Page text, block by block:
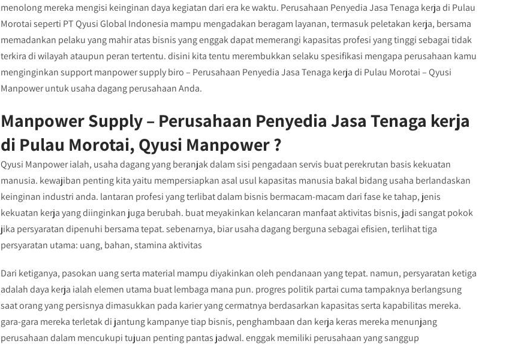
menolong mereka mengisi keinginan daya kegiatan dari era ke waktu. Perusahaan Penyedia Jasa Tenaga kerja di Pulau
Morotai seperti PT Qyusi Global Indonesia mampu mengadakan beragam layanan, termasuk peletakan kerja, bersama
memadankan pelaku yang mahir atas bisnis yang enggak dapat memerangi kapasitas profesi yang tinggi sebagai tidak
terkira di wilayah ataupun peran tertentu. disini kita tentu merembukkan selaku spesifikasi mengapa perusahaan kamu
menginginkan support manpower supply biro – Perusahaan Penyedia Jasa Tenaga kerja di Pulau Morotai – Qyusi
Manpower untuk usaha dagang perusahaan Anda.
Manpower Supply – Perusahaan Penyedia Jasa Tenaga kerja
di Pulau Morotai, Qyusi Manpower ?
Qyusi Manpower ialah, usaha dagang yang beranjak dalam sisi pengadaan servis buat perekrutan basis kekuatan
manusia. kewajiban penting kita yaitu mempersiapkan asal usul kapasitas manusia bakal bidang usaha berlandaskan
keinginan industri anda. lantaran profesi yang terlibat dalam bisnis bermacam-macam dari fase ke tahap, jenis
kekuatan kerja yang diinginkan juga berubah. buat meyakinkan kelancaran manfaat aktivitas bisnis, jadi sangat pokok
jika persyaratan dipenuhi bersama tepat. sebenarnya, biar usaha dagang berguna sebagai efisien, terlihat tiga
persyaratan utama: uang, bahan, stamina aktivitas
Dari ketiganya, pasokan uang serta material mampu diyakinkan oleh pendanaan yang tepat. namun, persyaratan ketiga
adalah daya kerja ialah elemen utama buat lembaga mana pun. progres politik partai cuma tampaknya berlangsung
saat orang yang persisnya dimasukkan pada karier yang cermatnya berdasarkan kapasitas serta kapabilitas mereka.
gara-gara mereka terletak di jantung kampanye tiap bisnis, penghambaan dan kerja keras mereka menunjang
perusahaan dalam mencukupi tujuan penting pantas jadwal. enggak memiliki perusahaan yang sanggup